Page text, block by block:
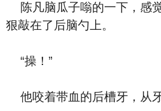
陈凡脑瓜子嗡的一下，感
狠敲在了后脑勺上。
“操！”
他咬着带血的后槽牙，从